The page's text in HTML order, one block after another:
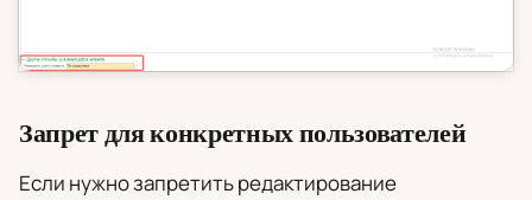
Запрет для конкретных пользователей
Если нужно запретить редактирование